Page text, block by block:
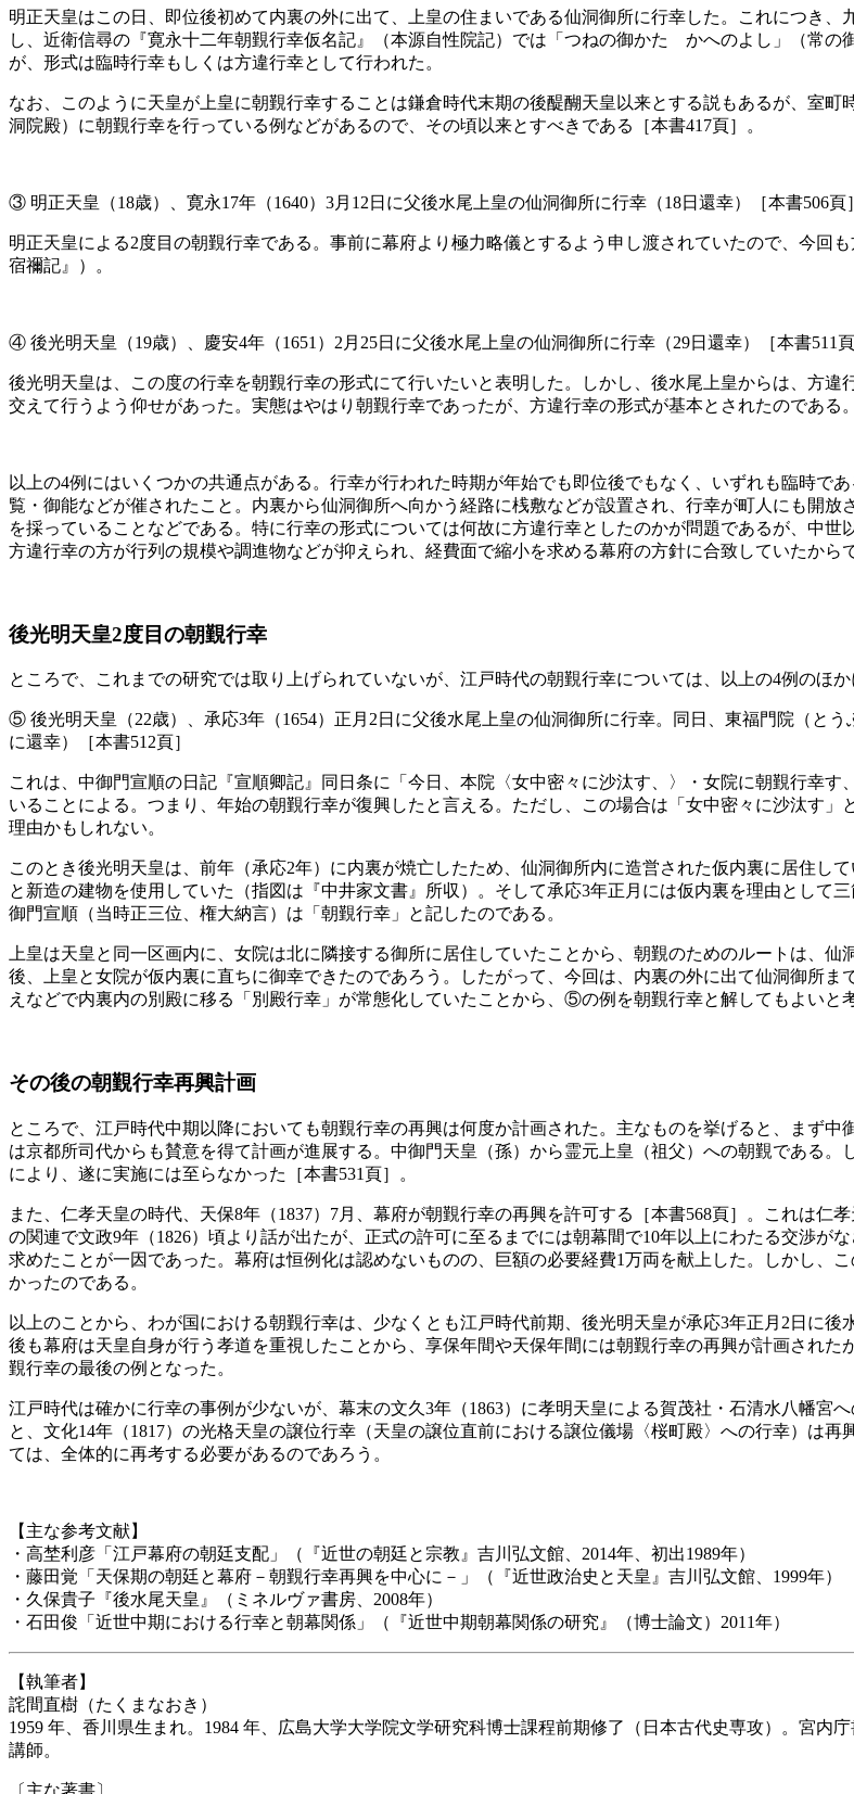
明正天皇はこの日、即位後初めて内裏の外に出て、上皇の住まいである仙洞御所に行幸した。これにつき
し、近衛信尋の『寛永十二年朝覲行幸仮名記』（本源自性院記）では「つねの御かたゝかへのよし」（常
が、形式は臨時行幸もしくは方違行幸として行われた。
なお、このように天皇が上皇に朝覲行幸することは鎌倉時代末期の後醍醐天皇以来とする説もあるが、室
洞院殿）に朝覲行幸を行っている例などがあるので、その頃以来とすべきである［本書417頁］。
③ 明正天皇（18歳）、寛永17年（1640）3月12日に父後水尾上皇の仙洞御所に行幸（18日還幸）［本書506頁］
明正天皇による2度目の朝覲行幸である。事前に幕府より極力略儀とするよう申し渡されていたので、今回
宿禰記』）。
④ 後光明天皇（19歳）、慶安4年（1651）2月25日に父後水尾上皇の仙洞御所に行幸（29日還幸）［本書511頁
後光明天皇は、この度の行幸を朝覲行幸の形式にて行いたいと表明した。しかし、後水尾上皇からは、方
交えて行うよう仰せがあった。実態はやはり朝覲行幸であったが、方違行幸の形式が基本とされたのである。
以上の4例にはいくつかの共通点がある。行幸が行われた時期が年始でも即位後でもなく、いずれも臨時で
覧・御能などが催されたこと。内裏から仙洞御所へ向かう経路に桟敷などが設置され、行幸が町人にも開
を採っていることなどである。特に行幸の形式については何故に方違行幸としたのかが問題であるが、中
方違行幸の方が行列の規模や調進物などが抑えられ、経費面で縮小を求める幕府の方針に合致していたから
後光明天皇2度目の朝覲行幸
ところで、これまでの研究では取り上げられていないが、江戸時代の朝覲行幸については、以上の4例のほ
⑤ 後光明天皇（22歳）、承応3年（1654）正月2日に父後水尾上皇の仙洞御所に行幸。同日、東福門院（と
に還幸）［本書512頁］
これは、中御門宣順の日記『宣順卿記』同日条に「今日、本院〈女中密々に沙汰す、〉・女院に朝覲行幸
いることによる。つまり、年始の朝覲行幸が復興したと言える。ただし、この場合は「女中密々に沙汰す
理由かもしれない。
このとき後光明天皇は、前年（承応2年）に内裏が焼亡したため、仙洞御所内に造営された仮内裏に居住し
と新造の建物を使用していた（指図は『中井家文書』所収）。そして承応3年正月には仮内裏を理由として
御門宣順（当時正三位、権大納言）は「朝覲行幸」と記したのである。
上皇は天皇と同一区画内に、女院は北に隣接する御所に居住していたことから、朝覲のためのルートは、
後、上皇と女院が仮内裏に直ちに御幸できたのであろう。したがって、今回は、内裏の外に出て仙洞御所
えなどで内裏内の別殿に移る「別殿行幸」が常態化していたことから、⑤の例を朝覲行幸と解してもよいと
その後の朝覲行幸再興計画
ところで、江戸時代中期以降においても朝覲行幸の再興は何度か計画された。主なものを挙げると、まず
は京都所司代からも賛意を得て計画が進展する。中御門天皇（孫）から霊元上皇（祖父）への朝覲である
により、遂に実施には至らなかった［本書531頁］。
また、仁孝天皇の時代、天保8年（1837）7月、幕府が朝覲行幸の再興を許可する［本書568頁］。これは
の関連で文政9年（1826）頃より話が出たが、正式の許可に至るまでには朝幕間で10年以上にわたる交渉が
求めたことが一因であった。幕府は恒例化は認めないものの、巨額の必要経費1万両を献上した。しかし、
かったのである。
以上のことから、わが国における朝覲行幸は、少なくとも江戸時代前期、後光明天皇が承応3年正月2日に
後も幕府は天皇自身が行う孝道を重視したことから、享保年間や天保年間には朝覲行幸の再興が計画され
覲行幸の最後の例となった。
江戸時代は確かに行幸の事例が少ないが、幕末の文久3年（1863）に孝明天皇による賀茂社・石清水八幡宮
と、文化14年（1817）の光格天皇の譲位行幸（天皇の譲位直前における譲位儀場〈桜町殿〉への行幸）は
ては、全体的に再考する必要があるのであろう。
【主な参考文献】
・高埜利彦「江戸幕府の朝廷支配」（『近世の朝廷と宗教』吉川弘文館、2014年、初出1989年）
・藤田覚「天保期の朝廷と幕府－朝覲行幸再興を中心に－」（『近世政治史と天皇』吉川弘文館、1999年）
・久保貴子『後水尾天皇』（ミネルヴァ書房、2008年）
・石田俊「近世中期における行幸と朝幕関係」（『近世中期朝幕関係の研究』（博士論文）2011年）
【執筆者】
詫間直樹（たくまなおき）
1959 年、香川県生まれ。1984 年、広島大学大学院文学研究科博士課程前期修了（日本古代史専攻）。宮
講師。
〔主な著書〕